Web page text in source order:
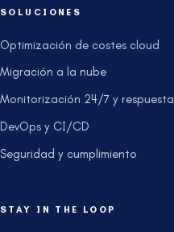
SOLUCIONES
Optimización de costes cloud
Migración a la nube
Monitorización 24/7 y respuesta
DevOps y CI/CD
Seguridad y cumplimiento
STAY IN THE LOOP